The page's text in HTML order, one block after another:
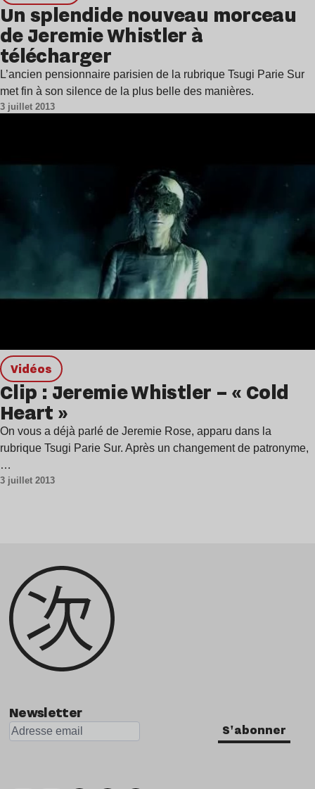
Un splendide nouveau morceau
de Jeremie Whistler à
télécharger
L’ancien pensionnaire parisien de la rubrique Tsugi Parie Sur
met fin à son silence de la plus belle des manières.
3 juillet 2013
Vidéos
Clip : Jeremie Whistler – « Cold
Heart »
On vous a déjà parlé de Jeremie Rose, apparu dans la
rubrique Tsugi Parie Sur. Après un changement de patronyme,
…
3 juillet 2013
Newsletter
S'abonner